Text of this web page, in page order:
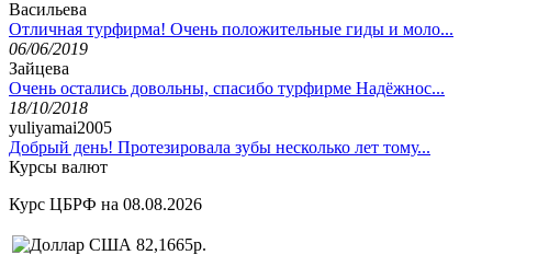
Васильева
Отличная турфирма! Очень положительные гиды и моло...
06/06/2019
Зайцева
Очень остались довольны, спасибо турфирме Надёжнос...
18/10/2018
yuliyamai2005
Добрый день! Протезировала зубы несколько лет тому...
Курсы валют
Курс ЦБРФ на 08.08.2026
82,1665р.